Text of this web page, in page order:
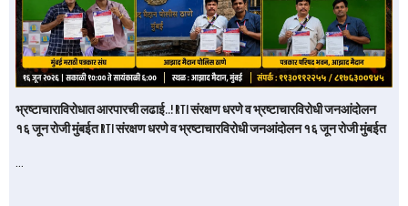
भ्रष्टाचाराविरोधात आरपारची लढाई..! RTI संरक्षण धरणे व भ्रष्टाचारविरोधी जनआंदोलन
१६ जून रोजी मुंबईत RTI संरक्षण धरणे व भ्रष्टाचारविरोधी जनआंदोलन १६ जून रोजी मुंबईत
…